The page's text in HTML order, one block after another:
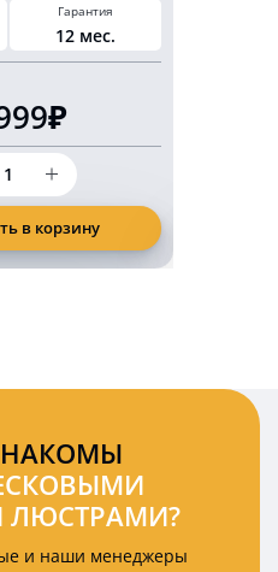
Гарантия
12 мес.
в корзину
и наши менеджеры